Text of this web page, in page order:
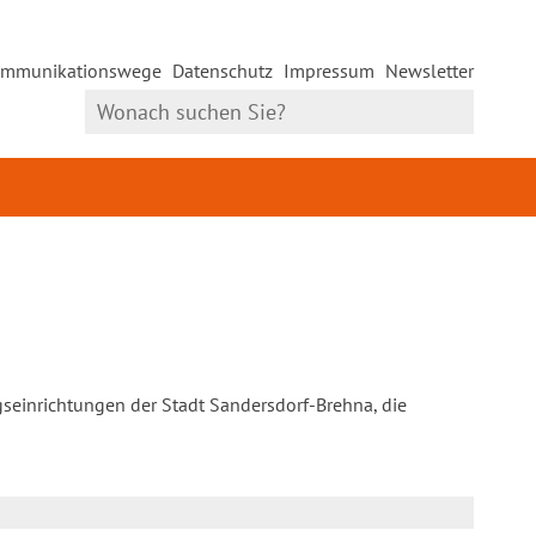
Datenschutz Impressum Newsletter
der Stadt Sandersdorf-Brehna, die